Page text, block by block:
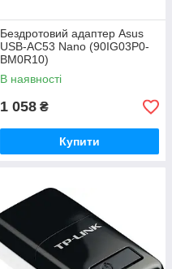
Бездротовий адаптер Asus
USB-AC53 Nano (90IG03P0-
BM0R10)
В наявності
1 058 ₴
Купити